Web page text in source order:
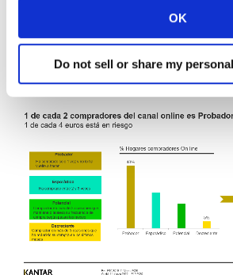
OK
Do not sell or share my
términos de valor, 1 de cada 4 euros
canal online está en riesgo.